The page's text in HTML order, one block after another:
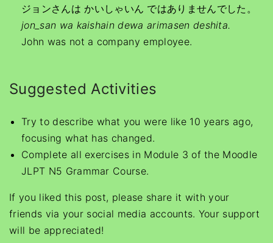
ジョンさんは かいしゃいん ではありませんでした。
jon_san wa kaishain dewaarimasen deshita.
John was not a company employee.
Suggested Activities
Try to describe what you were like 10 years ago,
focusing what has changed.
Complete all exercises in Module 3 of the Moodle
JLPT N5 Grammar Course.
If you liked this post, please share it with your
friends via your social media accounts. Your support
will be appreciated!